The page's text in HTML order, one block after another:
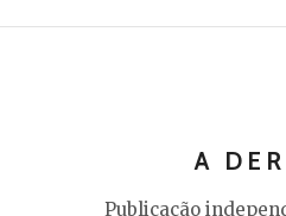
A
Publicação